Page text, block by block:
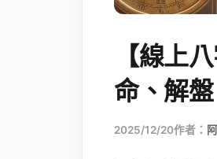
【線上
命、解
2025/12/20作者：